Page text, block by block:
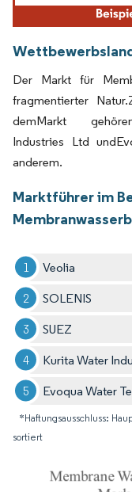
Der Markt für
fragmentierter
demMarkt
Industries Ltd
anderem.
Marktführer im
Veolia
SOLENIS
SUEZ
Kurita Water
Evoqua Water
*Haftungsausschluss:
sortiert